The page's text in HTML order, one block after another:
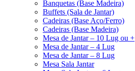
Banquetas (Base Madeira)
Buffets (Sala de Jantar)
Cadeiras (Base Aço/Ferro)
Cadeiras (Base Madeira)
Mesa de Jantar – 10 Lug ou +
Mesa de Jantar – 4 Lug
Mesa de Jantar – 8 Lug
Mesa Sala Jantar